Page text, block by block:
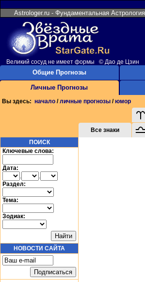
Astrologer.ru - Фундаментальная Астрология
Великий сосуд не имеет формы © Дао де Цзин
Общие Прогнозы
Личные Прогнозы
Вы здесь: начало /личные прогнозы /юмор
Все знаки
ПОИСК
Ключевые слова:
Дата:
.
.
Раздел:
Тема:
Зодиак:
НОВОСТИ САЙТА